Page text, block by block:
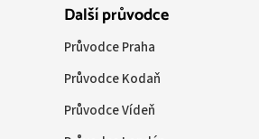
Další průvodce
Průvodce Praha
Průvodce Kodaň
Průvodce Vídeň